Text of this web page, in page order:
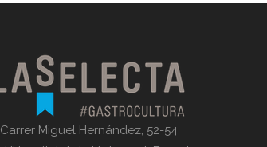
Carrer Miguel Hernández, 52-54